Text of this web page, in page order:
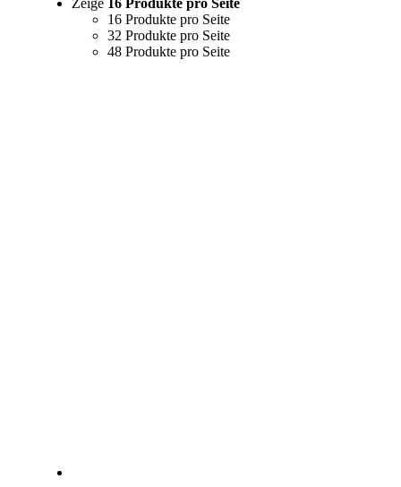
Zeige 16 Produkte pro Seite
16 Produkte pro Seite
32 Produkte pro Seite
48 Produkte pro Seite